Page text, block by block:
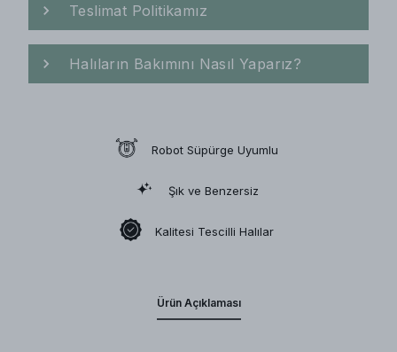
Teslimat Politikamız
Halıların Bakımını Nasıl Yaparız?
Robot Süpürge Uyumlu
Şık ve Benzersiz
Kalitesi Tescilli Halılar
Ürün Açıklaması